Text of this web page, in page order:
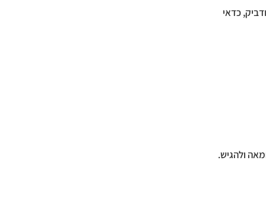
כדאי
ולהגיש.